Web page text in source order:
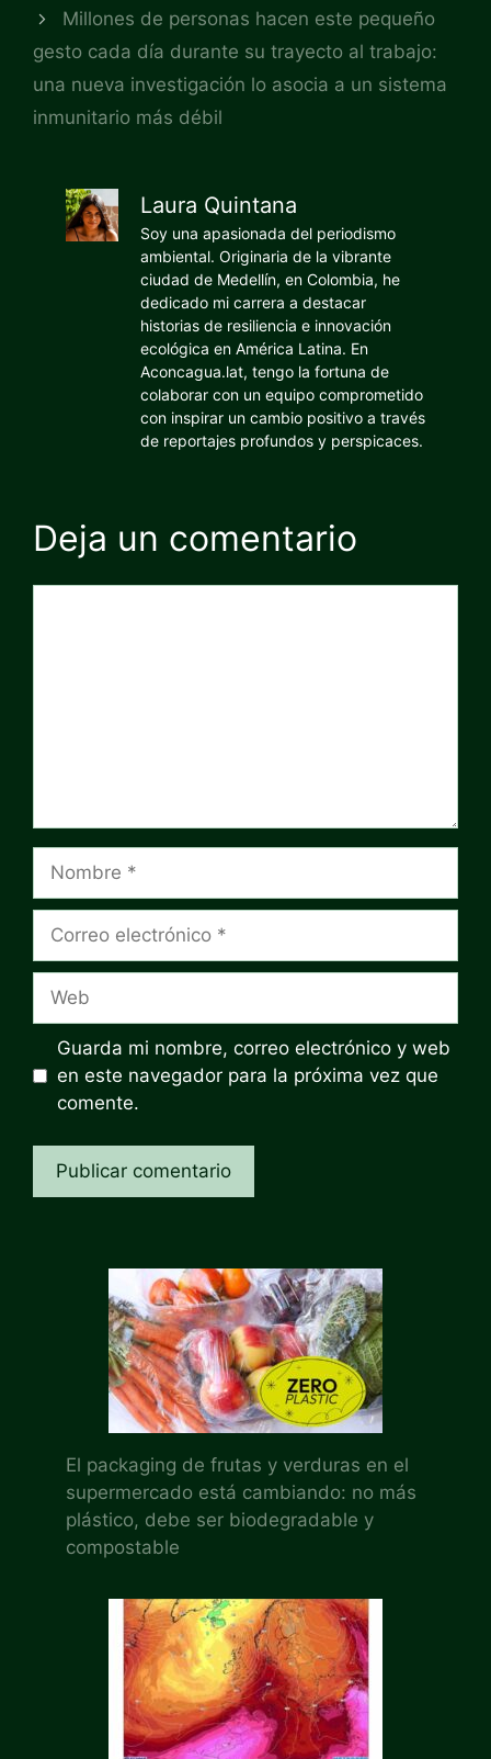
Millones de personas hacen este pequeño
gesto cada día durante su trayecto al trabajo:
una nueva investigación lo asocia a un sistema
inmunitario más débil
Laura Quintana
Soy una apasionada del periodismo
ambiental. Originaria de la vibrante
ciudad de Medellín, en Colombia, he
dedicado mi carrera a destacar
historias de resiliencia e innovación
ecológica en América Latina. En
Aconcagua.lat, tengo la fortuna de
colaborar con un equipo comprometido
con inspirar un cambio positivo a través
de reportajes profundos y perspicaces.
Deja un comentario
Nombre
Correo
Web
Guarda mi nombre, correo electrónico y web
en este navegador para la próxima vez que
comente.
El packaging de frutas y verduras en el
supermercado está cambiando: no más
plástico, debe ser biodegradable y
compostable